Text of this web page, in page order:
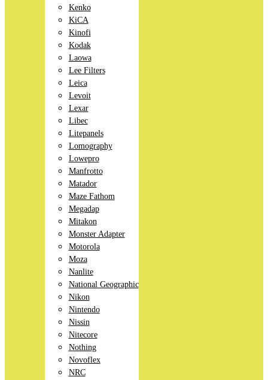
Kenko
KiCA
Kinofi
Kodak
Laowa
Lee Filters
Leica
Levoit
Lexar
Libec
Litepanels
Lomography
Lowepro
Manfrotto
Matador
Maze Fathom
Megadap
Mitakon
Monster Adapter
Motorola
Moza
Nanlite
National Geographic
Nikon
Nintendo
Nissin
Nitecore
Nothing
Novoflex
NRC